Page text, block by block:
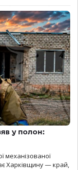
у полон:
механізованої
Харківщину — край,